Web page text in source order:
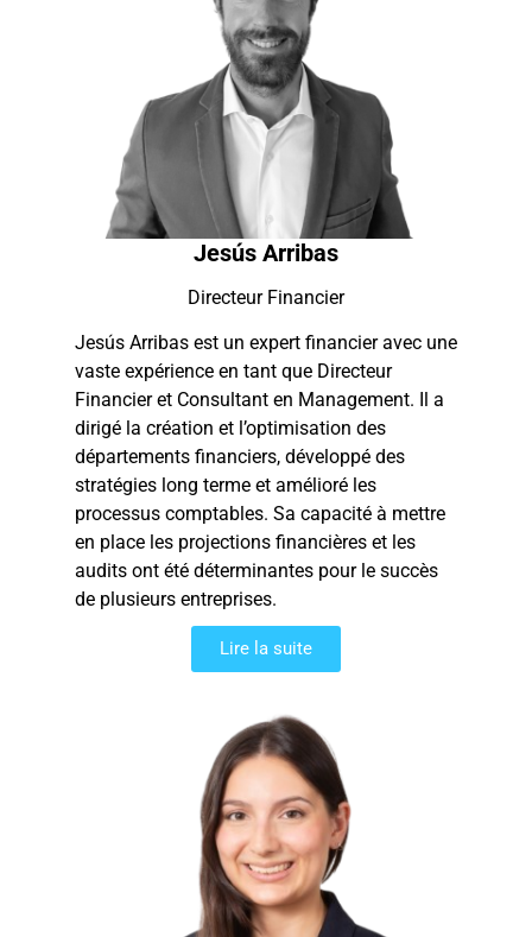
Jesús Arribas
Directeur Financier
Jesús Arribas est un expert financier avec une
vaste expérience en tant que Directeur
Financier et Consultant en Management. Il a
dirigé la création et l’optimisation des
départements financiers, développé des
stratégies long terme et amélioré les
processus comptables. Sa capacité à mettre
en place les projections financières et les
audits ont été déterminantes pour le succès
de plusieurs entreprises.
Lire la suite